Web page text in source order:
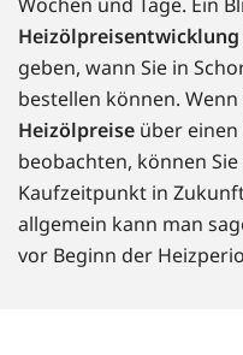
Heizölpreisentwicklung
geben, wann Sie in
bestellen können.
Heizölpreise über
beobachten, können
Kaufzeitpunkt in
allgemein kann man
vor Beginn der